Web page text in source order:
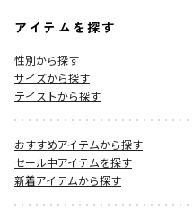
アイテムを探す
性別から探す
サイズから探す
テイストから探す
おすすめアイテムから探す
セール中アイテムを探す
新着アイテムから探す